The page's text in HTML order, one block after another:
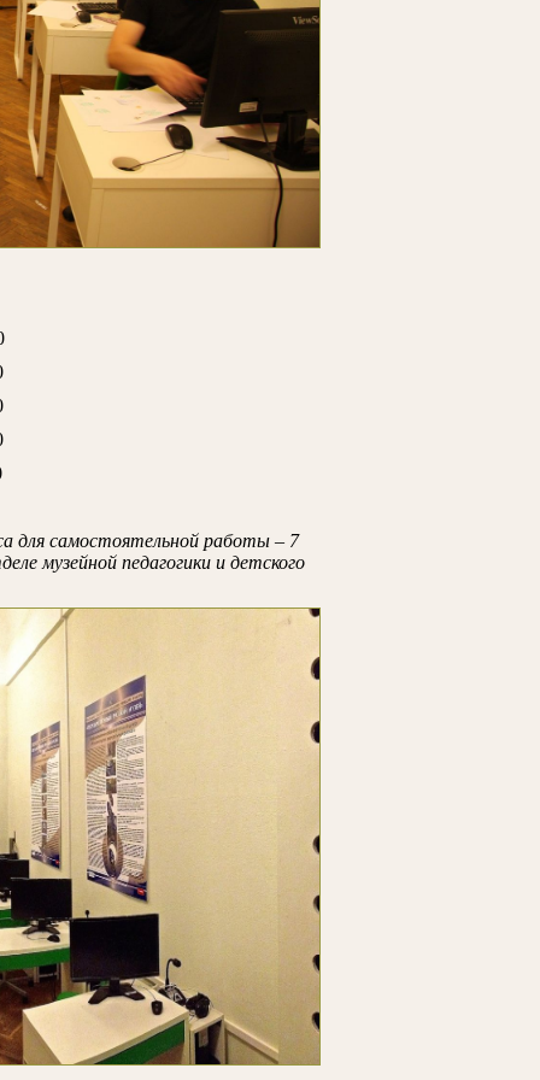
для самостоятельной работы – 7
музейной педагогики и детского